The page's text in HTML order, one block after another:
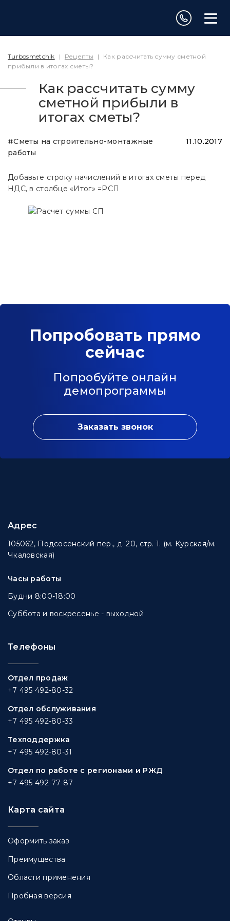
Turbosmetchik | Рецепты |
Как рассчитать сумму сметной
прибыли в итогах сметы?
Как рассчитать сумму
сметной прибыли в
итогах сметы?
#Сметы на строительно-монтажные
работы
11.10.2017
Добавьте строку начислений в итогах сметы перед
НДС, в столбце «Итог» =РСП
Попробовать прямо
сейчас
Попробуйте онлайн
демопрограммы
Заказать звонок
Адрес
105062, Подсосенский пер., д. 20, стр. 1. (м. Курская/м.
Чкаловская)
Часы работы
Будни 8:00-18:00
Суббота и воскресенье - выходной
Телефоны
Отдел продаж
+7 495 492-80-32
Отдел обслуживания
+7 495 492-80-33
Техподдержка
+7 495 492-80-31
Отдел по работе с регионами и РЖД
+7 495 492-77-87
Карта сайта
Оформить заказ
Преимущества
Области применения
Пробная версия